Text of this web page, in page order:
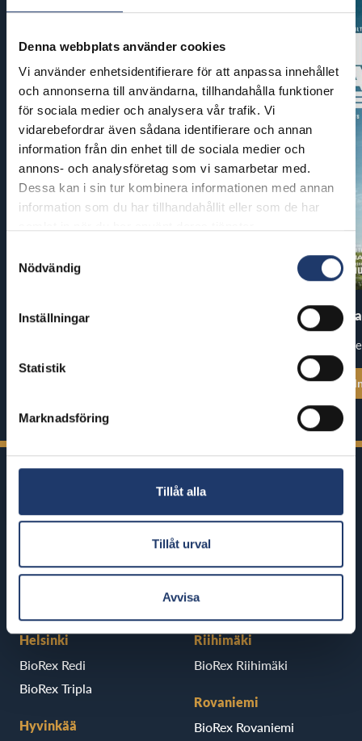
Denna webbplats använder cookies
Vi använder enhetsidentifierare för att anpassa innehållet
och annonserna till användarna, tillhandahålla funktioner
för sociala medier och analysera vår trafik. Vi
vidarebefordrar även sådana identifierare och annan
information från din enhet till de sociala medier och
annons- och analysföretag som vi samarbetar med.
Dessa kan i sin tur kombinera informationen med annan
information som du har tillhandahållit eller som de har
Nödvändig
Inställningar
Statistik
Marknadsföring
Tillåt alla
Tillåt urval
Avvisa
Pirates of the Caribbean: At
World’s End
The End of
Premiär:
Se alla
BioRex har 12 biografer runt om i
Helsinki
BioRex Redi
BioRex Tripla
Hyvinkää
Riihimäki
BioRex Riihimäki
Rovaniemi
BioRex Rovaniemi